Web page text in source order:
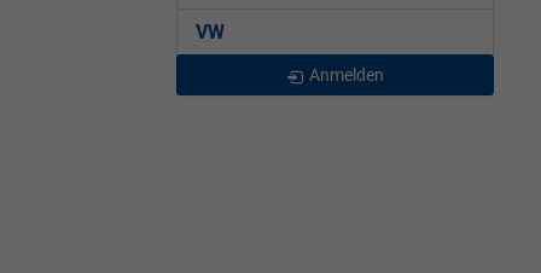
VW
Anmelden